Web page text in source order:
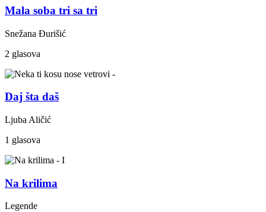
Mala soba tri sa tri
Snežana Đurišić
2 glasova
Daj šta daš
Ljuba Aličić
1 glasova
Na krilima
Legende